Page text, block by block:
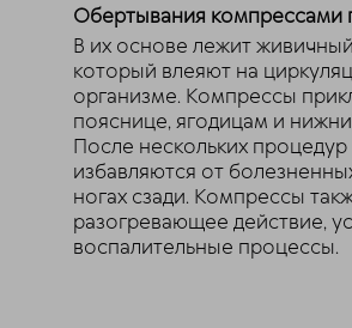
Обертывания компрессами
В их основе лежит
который влеяют на
организме. Компрессы
пояснице, ягодицам и
После нескольких
избавляются от
ногах сзади. Компрессы
разогревающее действие,
воспалительные процессы.